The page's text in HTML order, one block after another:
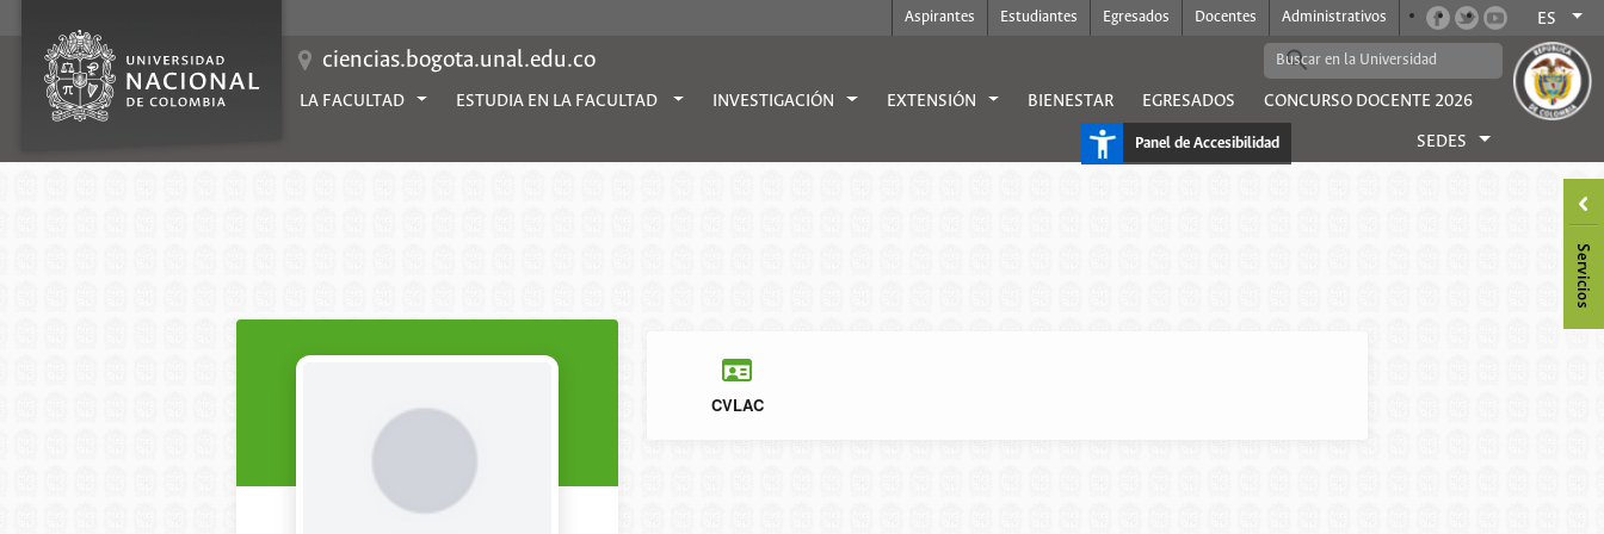
contenido
Aspirantes Estudiantes Egresados Docentes Administrativos ES
ciencias.bogota.unal.edu.co
LA FACULTAD ESTUDIA EN LA FACULTAD INVESTIGACIÓN EXTENSIÓN BIENESTAR EGRESADOS CONCURSO DOCENTE 2026
SEDES
Panel de Accesibilidad
CVLAC